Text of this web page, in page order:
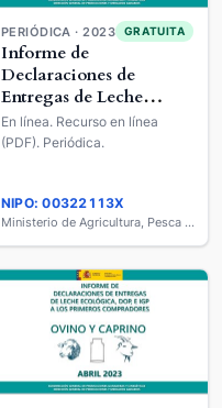
PERIÓDICA · 2023 GRATUITA
Informe de
Declaraciones de
Entregas de Leche
Ecológica, DOP E IGP a
los Primeros
En línea. Recurso en línea
(PDF). Periódica.
NIPO: 00322113X
Ministerio de Agricultura, Pesca y Alimentación